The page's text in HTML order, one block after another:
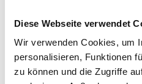
Diese Webseite verwendet
Wir verwenden Cookies, um
personalisieren, Funktionen
zu können und die Zugriffe
WAR DER INHALT FÜR
JA NEIN